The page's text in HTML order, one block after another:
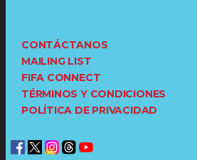
CONTÁCTANOS
MAILING LIST
FIFA CONNECT
TÉRMINOS Y CONDICIONES
POLÍTICA DE PRIVACIDAD